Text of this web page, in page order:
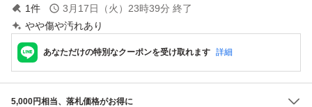
1件 3月17日（火）23時39分 終了
やや傷や汚れあり
あなただけの特別なクーポンを受け取れます 詳細
5,000円相当、落札価格がお得に